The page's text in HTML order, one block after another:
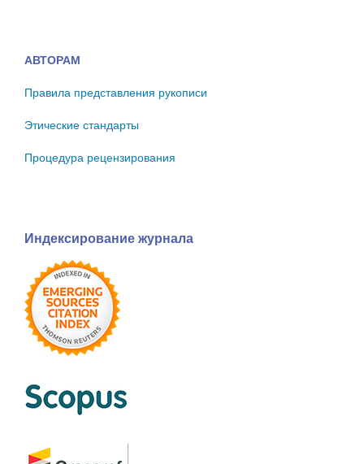
АВТОРАМ
Правила представления рукописи
Этические стандарты
Процедура рецензирования
Индексирование журнала